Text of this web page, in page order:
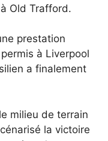
Old Trafford.
prestation
à Liverpool
a finalement
milieu de terrain
la victoire